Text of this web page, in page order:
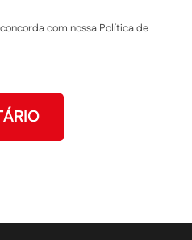
com nossa Política de